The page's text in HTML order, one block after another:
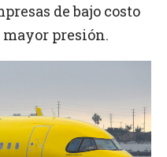
de bajo costo
presión.